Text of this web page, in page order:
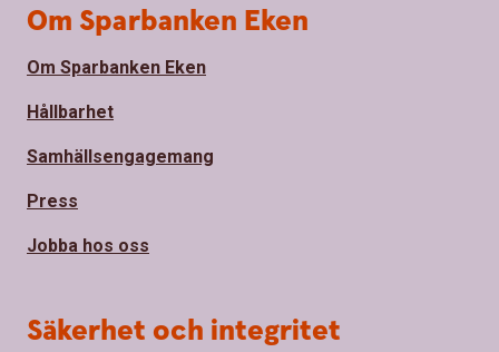
Om Sparbanken Eken
Om Sparbanken Eken
Hållbarhet
Samhällsengagemang
Press
Jobba hos oss
Säkerhet och integritet